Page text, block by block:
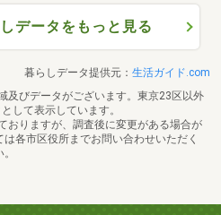
データをもっと見る
暮らしデータ提供元： 生活ガイド.com
及びデータがございます。東京23区以外
して表示しています。
おりますが、調査後に変更がある場合が
各市区役所までお問い合わせいただく